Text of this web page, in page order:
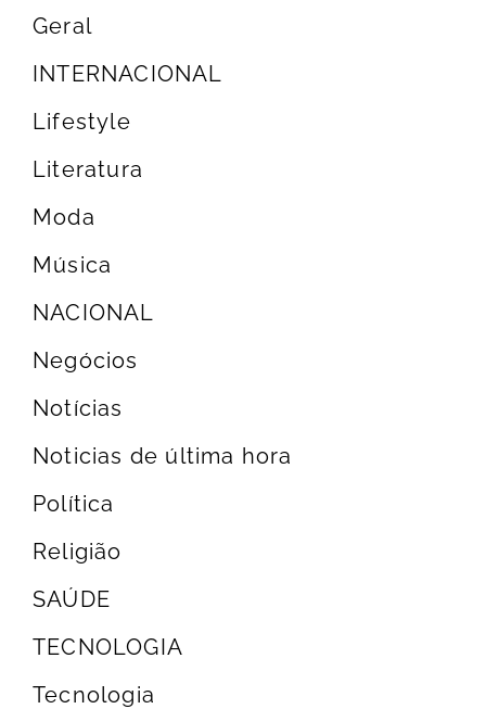
Geral
INTERNACIONAL
Lifestyle
Literatura
Moda
Música
NACIONAL
Negócios
Notícias
Noticias de última hora
Política
Religião
SAÚDE
TECNOLOGIA
Tecnologia